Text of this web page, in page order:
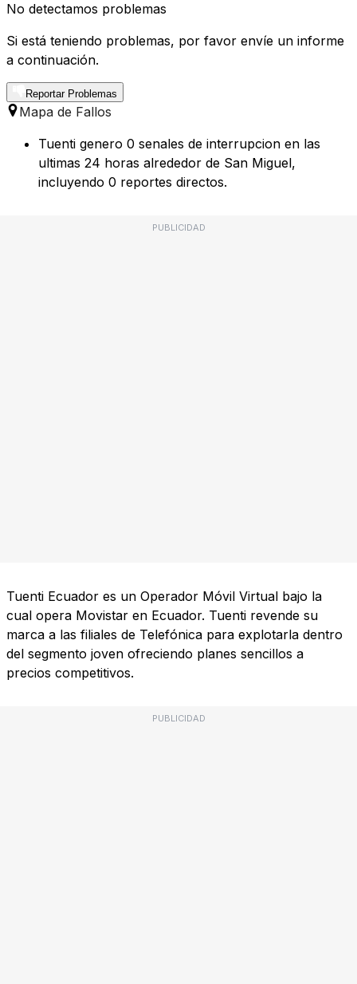
No detectamos problemas
Si está teniendo problemas, por favor envíe un informe
a continuación.
Reportar Problemas
Mapa de Fallos
Tuenti genero 0 senales de interrupcion en las
ultimas 24 horas alrededor de San Miguel,
incluyendo 0 reportes directos.
PUBLICIDAD
Tuenti Ecuador es un Operador Móvil Virtual bajo la
cual opera Movistar en Ecuador. Tuenti revende su
marca a las filiales de Telefónica para explotarla dentro
del segmento joven ofreciendo planes sencillos a
precios competitivos.
PUBLICIDAD